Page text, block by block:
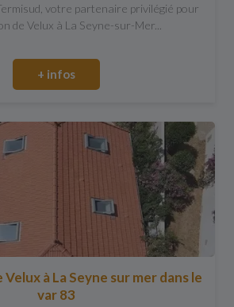
votre partenaire privilégié pour
de Velux à La Seyne-sur-Mer...
+ infos
à La Seyne sur mer dans le
var 83